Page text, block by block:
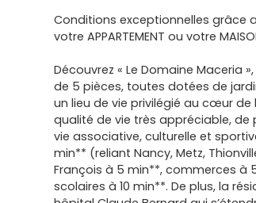
Conditions exceptionnelles grâce
votre APPARTEMENT ou votre
Découvrez « Le Domaine Maceria
de 5 pièces, toutes dotées de
un lieu de vie privilégié au cœur
qualité de vie très appréciable, de
vie associative, culturelle et
min** (reliant Nancy, Metz,
François à 5 min**, commerces à
scolaires à 10 min**. De plus, la